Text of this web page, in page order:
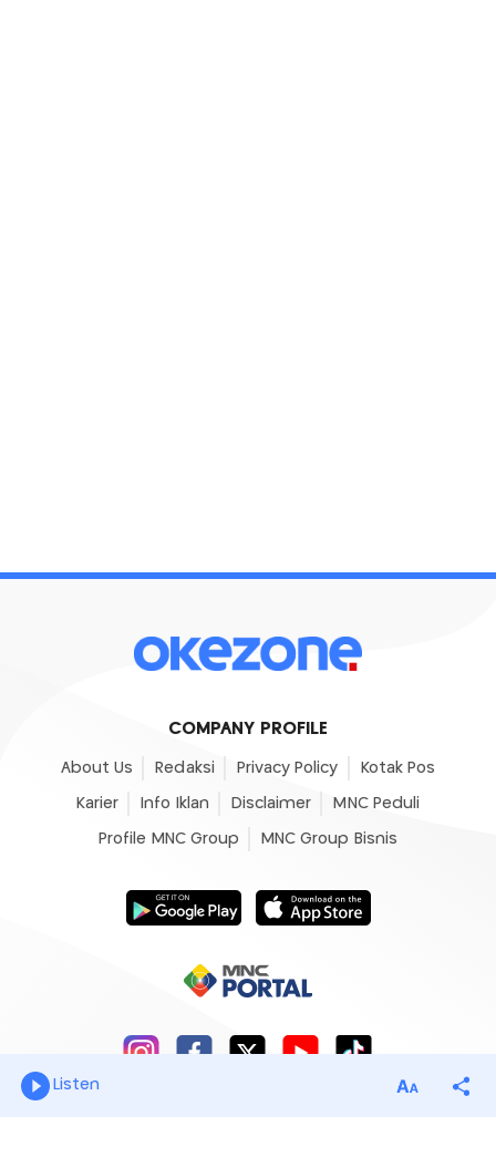
COMPANY PROFILE
About Us Redaksi Privacy Policy Kotak Pos
Karier Info Iklan Disclaimer MNC Peduli
Profile MNC Group MNC Group Bisnis
Listen